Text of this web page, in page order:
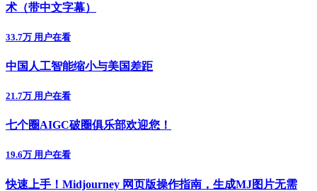
术（带中文字幕）
33.7万 用户在看
中国人工智能缩小与美国差距
21.7万 用户在看
七个圈AIGC破圈俱乐部欢迎您！
19.6万 用户在看
快速上手！Midjourney 网页版操作指南，生成MJ图片无需